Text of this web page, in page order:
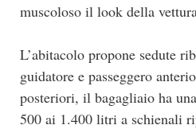
muscoloso il look della
L’abitacolo propone sedute
guidatore e passeggero
posteriori, il bagagliaio ha
500 ai 1.400 litri a schienali